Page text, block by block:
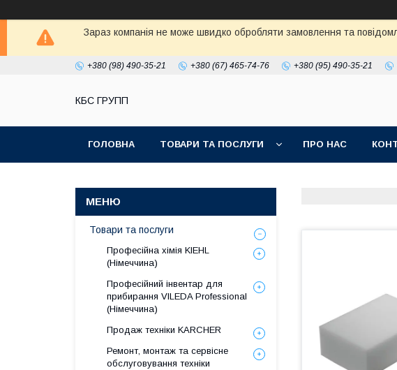
Зараз компанія не може швидко обробляти замовлення та
+380 (98) 490-35-21 +380 (67) 465-74-76 +380 (95) 490-35-21
КБС ГРУПП
ГОЛОВНА ТОВАРИ ТА ПОСЛУГИ ПРО НАС
Товари та послуги
Професійна хімія KIEHL
(Німеччина)
Професійний інвентар для
прибирання VILEDA Professional
(Німеччина)
Продаж техніки KARCHER
Ремонт, монтаж та сервісне
обслуговування техніки